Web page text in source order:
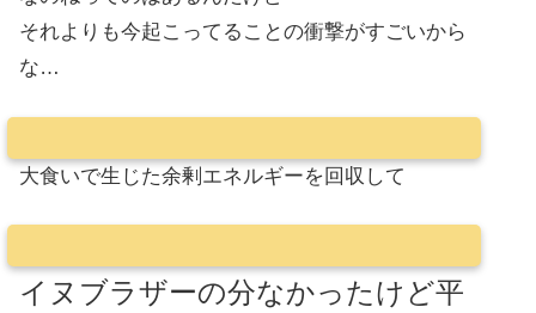
それよりも今起こってることの衝撃がすごいから
な…
大食いで生じた余剰エネルギーを回収して
イヌブラザーの分なかったけど平